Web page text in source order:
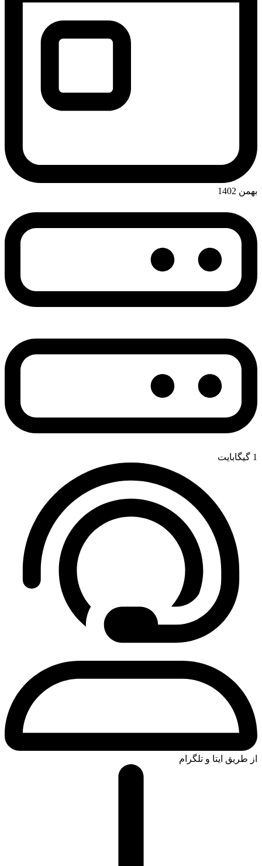
بهمن 1402
1 گیگابایت
از طریق ایتا و تلگرام